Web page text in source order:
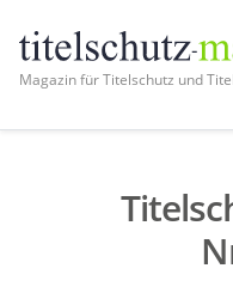
Magazin für Titelschutz und